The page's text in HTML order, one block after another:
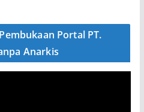
Portal PT.
Anarkis